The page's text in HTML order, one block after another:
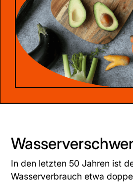
In den letzten 50 Jahren ist
Wasserverbrauch etwa